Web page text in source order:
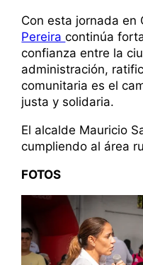
Con esta jornada en
Pereiracontinúa
confianza entre la
administración,
comunitaria es el
justa y solidaria.
El alcalde Mauricio
cumpliendo al área
FOTOS